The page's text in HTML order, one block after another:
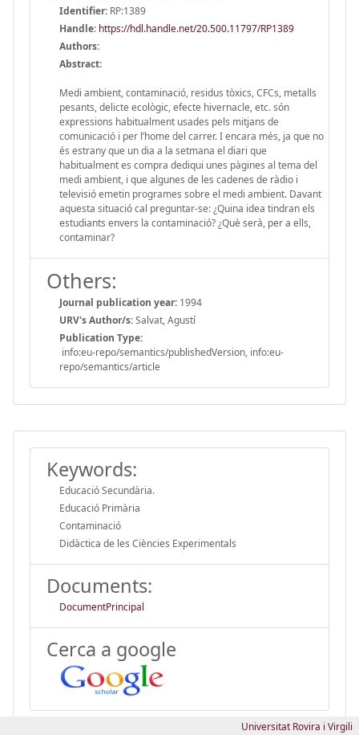
Identifier: RP:1389
Handle: https://hdl.handle.net/20.500.11797/RP1389
Authors:
Abstract:
Medi ambient, contaminació, residus tòxics, CFCs, metalls
pesants, delicte ecològic, efecte hivernacle, etc. són
expressions habitualment usades pels mitjans de
comunicació i per l’home del carrer. I encara més, ja que no
és estrany que un dia a la setmana el diari que
habitualment es compra dediqui unes pàgines al tema del
medi ambient, i que algunes de les cadenes de ràdio i
televisió emetin programes sobre el medi ambient. Davant
aquesta situació cal preguntar-se: ¿Quina idea tindran els
estudiants envers la contaminació? ¿Què serà, per a ells,
contaminar?
Others:
Journal publication year: 1994
URV's Author/s:Salvat, Agustí
Publication Type:
info:eu-repo/semantics/publishedVersion, info:eu-
repo/semantics/article
Keywords:
Educació Secundària.
Educació Primària
Contaminació
Didàctica de les Ciències Experimentals
Documents:
DocumentPrincipal
Cerca a google
Universitat Rovira i Virgili